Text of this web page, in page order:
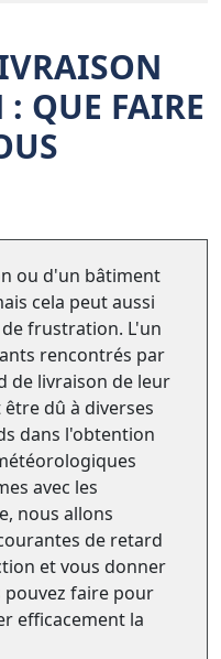
QUE FAIRE
ou d'un bâtiment
cela peut aussi
frustration. L'un
rencontrés par
de livraison de leur
dû à diverses
dans l'obtention
avec les
nous allons
de retard
et vous donner
pouvez faire pour
efficacement la